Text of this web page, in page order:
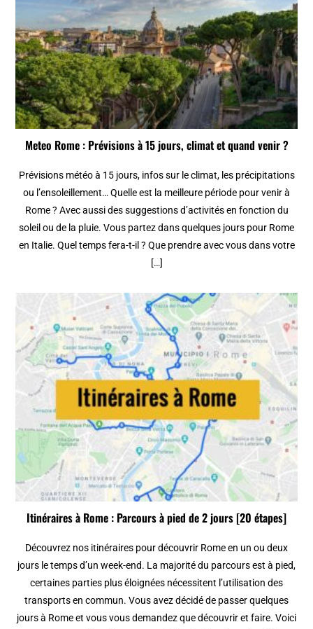
Meteo Rome : Prévisions à 15 jours, climat et quand venir ?
Prévisions météo à 15 jours, infos sur le climat, les précipitations
ou l’ensoleillement… Quelle est la meilleure période pour venir à
Rome ? Avec aussi des suggestions d’activités en fonction du
soleil ou de la pluie. Vous partez dans quelques jours pour Rome
en Italie. Quel temps fera-t-il ? Que prendre avec vous dans votre
[…]
Itinéraires à Rome : Parcours à pied de 2 jours [20 étapes]
Découvrez nos itinéraires pour découvrir Rome en un ou deux
jours le temps d’un week-end. La majorité du parcours est à pied,
certaines parties plus éloignées nécessitent l’utilisation des
transports en commun. Vous avez décidé de passer quelques
jours à Rome et vous vous demandez que découvrir et faire. Voici